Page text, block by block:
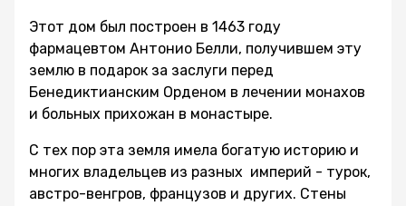
Этот дом был построен в 1463 году
фармацевтом Антонио Белли, получившем эту
землю в подарок за заслуги перед
Бенедиктианским Орденом в лечении монахов
и больных прихожан в монастыре.
С тех пор эта земля имела богатую историю и
многих владельцев из разных империй - турок,
австро-венгров, французов и других. Стены